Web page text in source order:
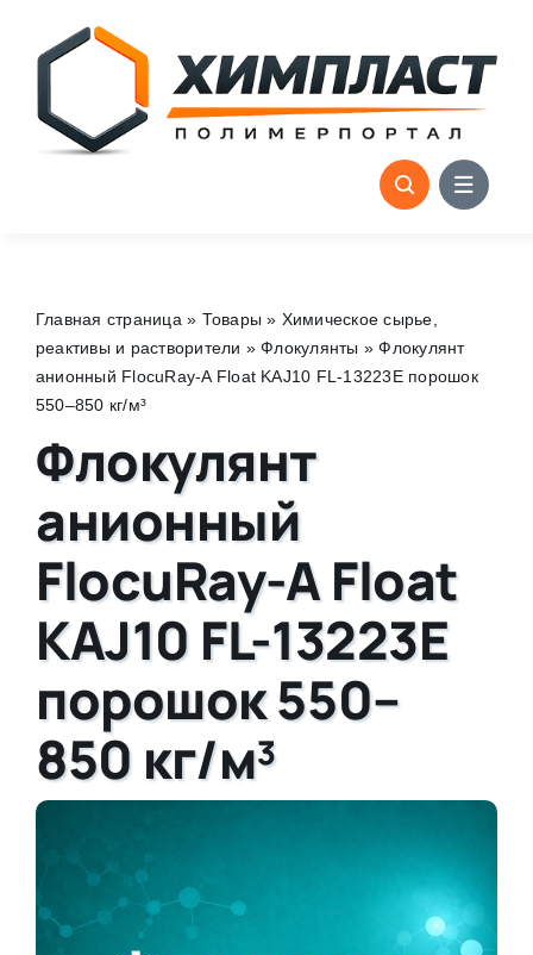
content
Главная страница » Товары » Химическое сырье,
реактивы и растворители »Флокулянты »Флокулянт
анионный FlocuRay-A Float KAJ10 FL-13223E порошок
550–850 кг/м³
Флокулянт
анионный
FlocuRay-A Float
KAJ10 FL-13223E
порошок 550–
850 кг/м³